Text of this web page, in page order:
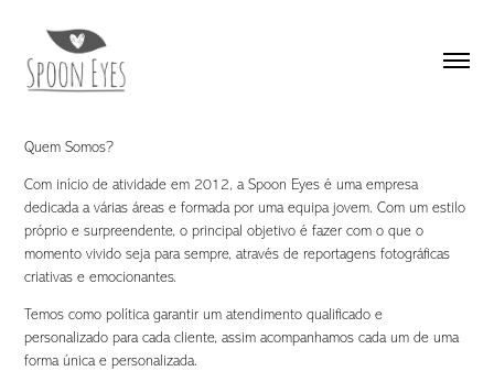
Quem Somos?
Com início de atividade em 2012, a Spoon Eyes é uma empresa
dedicada a várias áreas e formada por uma equipa jovem. Com um estilo
próprio e surpreendente, o principal objetivo é fazer com o que o
momento vivido seja para sempre, através de reportagens fotográficas
criativas e emocionantes.
Temos como política garantir um atendimento qualificado e
personalizado para cada cliente, assim acompanhamos cada um de uma
forma única e personalizada.